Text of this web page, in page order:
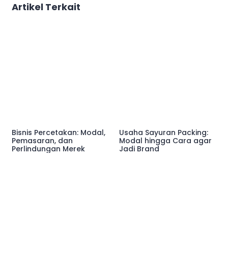
Artikel Terkait
Bisnis Percetakan: Modal,
Pemasaran, dan
Perlindungan Merek
Usaha Sayuran Packing:
Modal hingga Cara agar
Jadi Brand